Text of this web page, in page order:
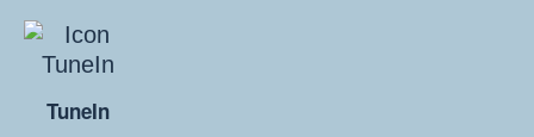
TuneIn